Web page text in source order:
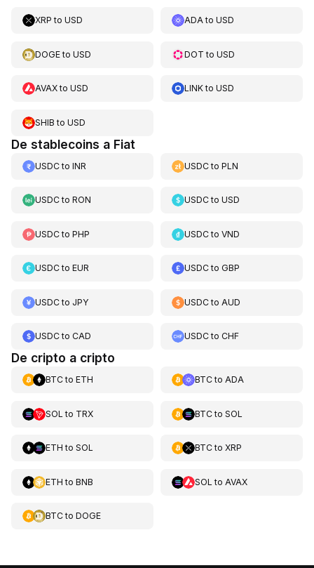
XRP to USD ADAtoUSD
DOGEto USD DOT toUSD
AVAXto USD LINKtoUSD
SHIB to USD
De stablecoins a Fiat
USDCto INR USDCtoPLN
USDCto RON USDCtoUSD
USDCto PHP USDCtoVND
USDCto EUR USDCtoGBP
USDCto JPY USDCto AUD
USDCto CAD USDCtoCHF
De cripto a cripto
BTCto ETH BTCto ADA
SOL to TRX BTCto SOL
ETH to SOL BTCto XRP
ETH to BNB SOL to AVAX
BTCto DOGE